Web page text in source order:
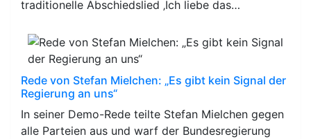
traditionelle Abschiedslied ‚Ich liebe das…
Rede von Stefan Mielchen: „Es gibt kein Signal der
Regierung an uns“
In seiner Demo-Rede teilte Stefan Mielchen gegen
alle Parteien aus und warf der Bundesregierung